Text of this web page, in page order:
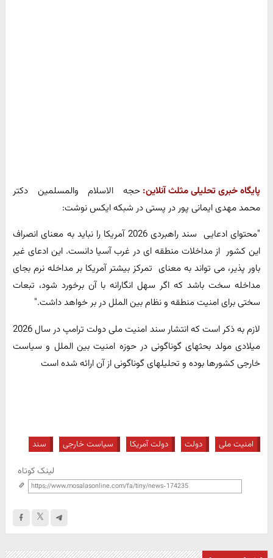
پایگاه خبری تحلیلی مثلث آنلاین: حجه الاسلام والمسلمین دکتر
محمد مهدی ایمانی پور در پستی در شبکه ایکس نوشت:
"محتوای ادعایی سند راهبردی 2026 آمریکا را نباید به معنای انصراف
این کشور از مداخلات منطقه ای در غرب آسیا دانست. این ادعای غیر
باور پذیر، می تواند به معنای تمرکز بیشتر آمریکا بر مداخله نرم بجای
مداخله سخت باشد که اگر سهل انگارانه با آن برخورد شود، تبعات
سختی برای امنیت منطقه و نظام بین الملل در بر خواهد داشت."
لازم به ذکر است که انتشار سند امنیت ملی دولت ترامپ در سال 2026
میلادی مولد بحثهای گوناگونی در حوزه امنیت بین الملل و سیاست
خارجی کشورها بوده و تحلیلهای گوناگونی از آن ارائه شده است
امنیت ملی دولت دولت آمریکا سیاست خارجی سند
لینک کوتاه